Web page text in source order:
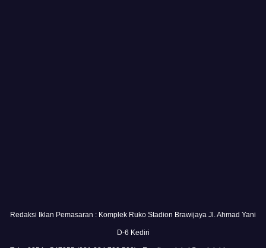
Redaksi Iklan Pemasaran : Komplek Ruko Stadion Brawijaya Jl. Ahmad Yani
D-6 Kediri